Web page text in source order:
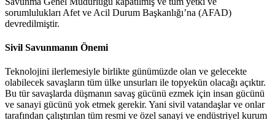
sorumlulukları Afet ve Acil Durum Başkanlığı’na (AFAD)
devredilmiştir.
Sivil Savunmanın Önemi
Teknolojini ilerlemesiyle birlikte günümüzde olan ve gelecekte
olabilecek savaşların tüm ülke unsurları ile topyekün olacağı açıktır.
Bu tür savaşlarda düşmanın savaş gücünü ezmek için insan gücünü
ve sanayi gücünü yok etmek gerekir. Yani sivil vatandaşlar ve onlar
tarafından çalıştırılan tüm resmi ve özel sanayi ve endüstriyel kurum